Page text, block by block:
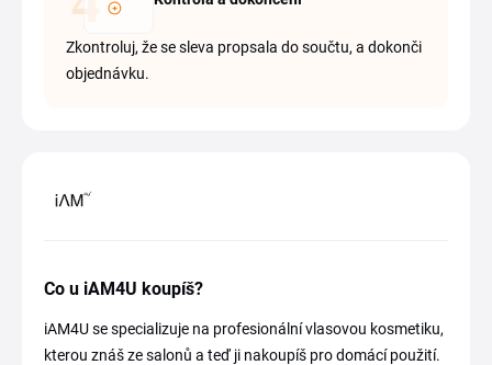
Zkontroluj, že se sleva propsala do součtu, a dokonči
objednávku.
Co u iAM4U koupíš?
iAM4U se specializuje na profesionální vlasovou kosmetiku,
kterou znáš ze salonů a teď ji nakoupíš pro domácí použití.